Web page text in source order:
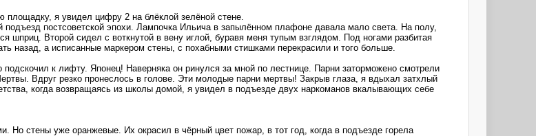
я увидел цифру 2 на блёклой зелёной стене.
постсоветской эпохи. Лампочка Ильича в запылённом плафоне давала мало света. На полу,
шприц. Второй сидел с воткнутой в вену иглой, буравя меня тупым взглядом. Под ногами разбитая
назад, а исписанные маркером стены, с похабными стишками перекрасили и того больше.
к лифту. Японец! Наверняка он ринулся за мной по лестнице. Парни заторможено смотрели
Вдруг резко пронеслось в голове. Эти молодые парни мертвы! Закрыв глаза, я вдыхал затхлый
когда возвращаясь из школы домой, я увидел в подъезде двух наркоманов вкалывающих себе
Но стены уже оранжевые. Их окрасил в чёрный цвет пожар, в тот год, когда в подъезде горела